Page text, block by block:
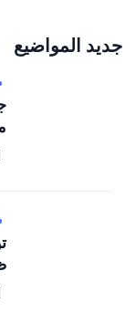
جديد المواضيع